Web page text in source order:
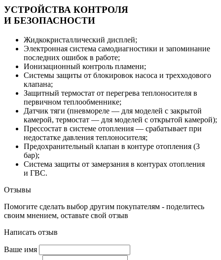
УСТРОЙСТВА КОНТРОЛЯ
И БЕЗОПАСНОСТИ
Жидкокристаллический дисплей;
Электронная система самодиагностики и запоминание
последних ошибок в работе;
Ионизационный контроль пламени;
Системы защиты от блокировок насоса и трехходового
клапана;
Защитный термостат от перегрева теплоносителя в
первичном теплообменнике;
Датчик тяги (пневмореле — для моделей с закрытой
камерой, термостат — для моделей с открытой камерой);
Прессостат в системе отопления — срабатывает при
недостатке давления теплоносителя;
Предохранительный клапан в контуре отопления (3
бар);
Система защиты от замерзания в контурах отопления
и ГВС.
Отзывы
Помогите сделать выбор другим покупателям - поделитесь
своим мнением, оставьте свой отзыв
Написать отзыв
Ваше имя